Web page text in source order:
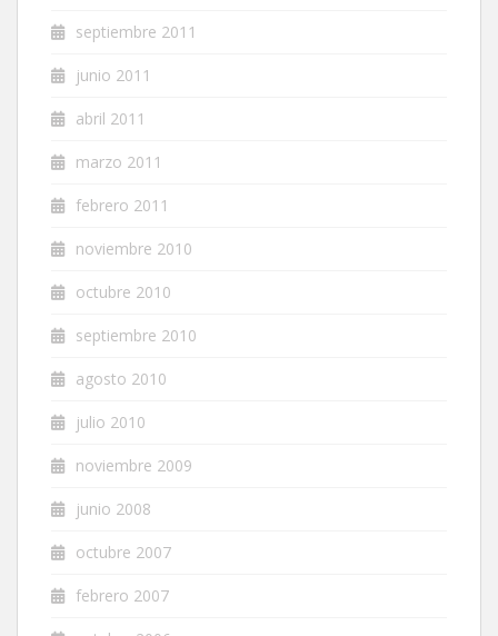
septiembre 2011
junio 2011
abril 2011
marzo 2011
febrero 2011
noviembre 2010
octubre 2010
septiembre 2010
agosto 2010
julio 2010
noviembre 2009
junio 2008
octubre 2007
febrero 2007